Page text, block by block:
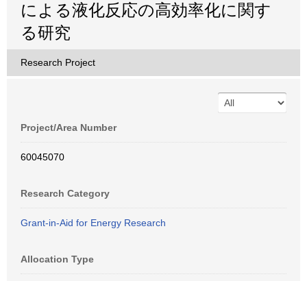
による液化反応の高効率化に関す
る研究
Research Project
Project/Area Number
60045070
Research Category
Grant-in-Aid for Energy Research
Allocation Type